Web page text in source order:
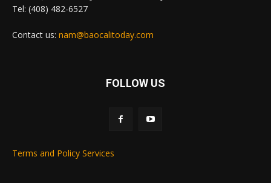
Tel: (408) 482-6527
Contact us: nam@baocalitoday.com
FOLLOW US
Terms and Policy Services